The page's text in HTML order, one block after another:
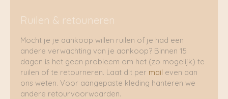
Ruilen & retouneren
Mocht je je aankoop willen ruilen of je had een
andere verwachting van je aankoop? Binnen 15
dagen is het geen probleem om het (zo mogelijk) te
ruilen of te retourneren. Laat dit per mail even aan
ons weten. Voor aangepaste kleding hanteren we
andere retourvoorwaarden.